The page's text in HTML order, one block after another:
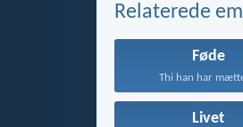
Relaterede
Føde
Thi han har
Livet